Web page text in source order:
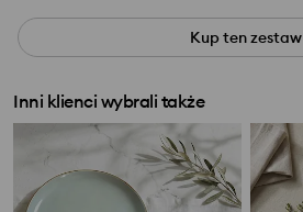
Kup ten zestaw
Inni klienci wybrali także